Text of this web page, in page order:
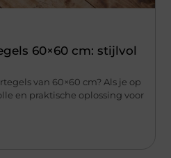
60×60 cm: stijlvol
van 60×60 cm? Als je op
en praktische oplossing voor